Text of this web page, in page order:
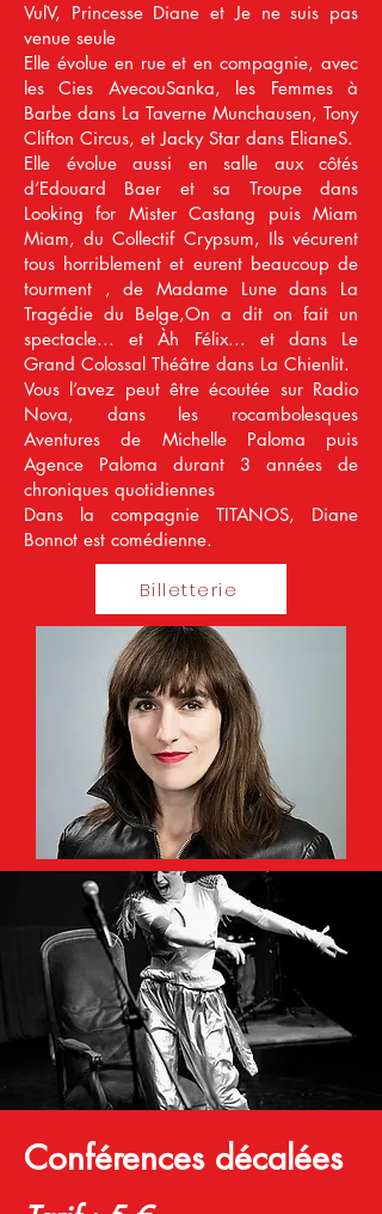
VulV, Princesse Diane et Je ne suis pas
venue seule
Elle évolue en rue et en compagnie, avec
les Cies AvecouSanka, les Femmes à
Barbe dans La Taverne Munchausen, Tony
Clifton Circus, et Jacky Star dans ElianeS.
Elle évolue aussi en salle aux côtés
d’Edouard Baer et sa Troupe dans
Looking for Mister Castang puis Miam
Miam, du Collectif Crypsum, Ils vécurent
tous horriblement et eurent beaucoup de
tourment , de Madame Lune dans La
Tragédie du Belge,On a dit on fait un
spectacle... et Àh Félix... et dans Le
Grand Colossal Théâtre dans La Chienlit.
Vous l’avez peut être écoutée sur Radio
Nova, dans les rocambolesques
Aventures de Michelle Paloma puis
Agence Paloma durant 3 années de
chroniques quotidiennes
Dans la compagnie TITANOS, Diane
Bonnot est comédienne.
Billetterie
Conférences décalées